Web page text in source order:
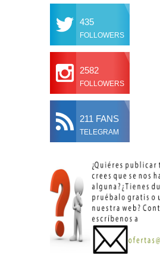
435
FOLLOWERS
2582
FOLLOWERS
211 FANS
TELEGRAM